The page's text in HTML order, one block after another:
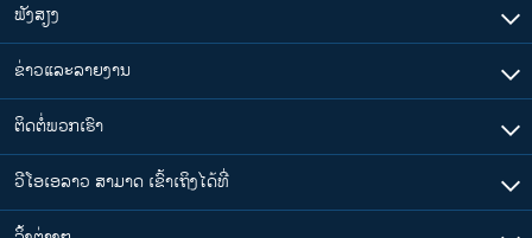
ຟັງສຽງ
ຂ່າວແລະລາຍງານ
ຕິດຕໍ່ພວກເຮົາ
ວີໂອເອລາວ ສາມາດ ເຂົ້າເຖິງໄດ້ທີ່